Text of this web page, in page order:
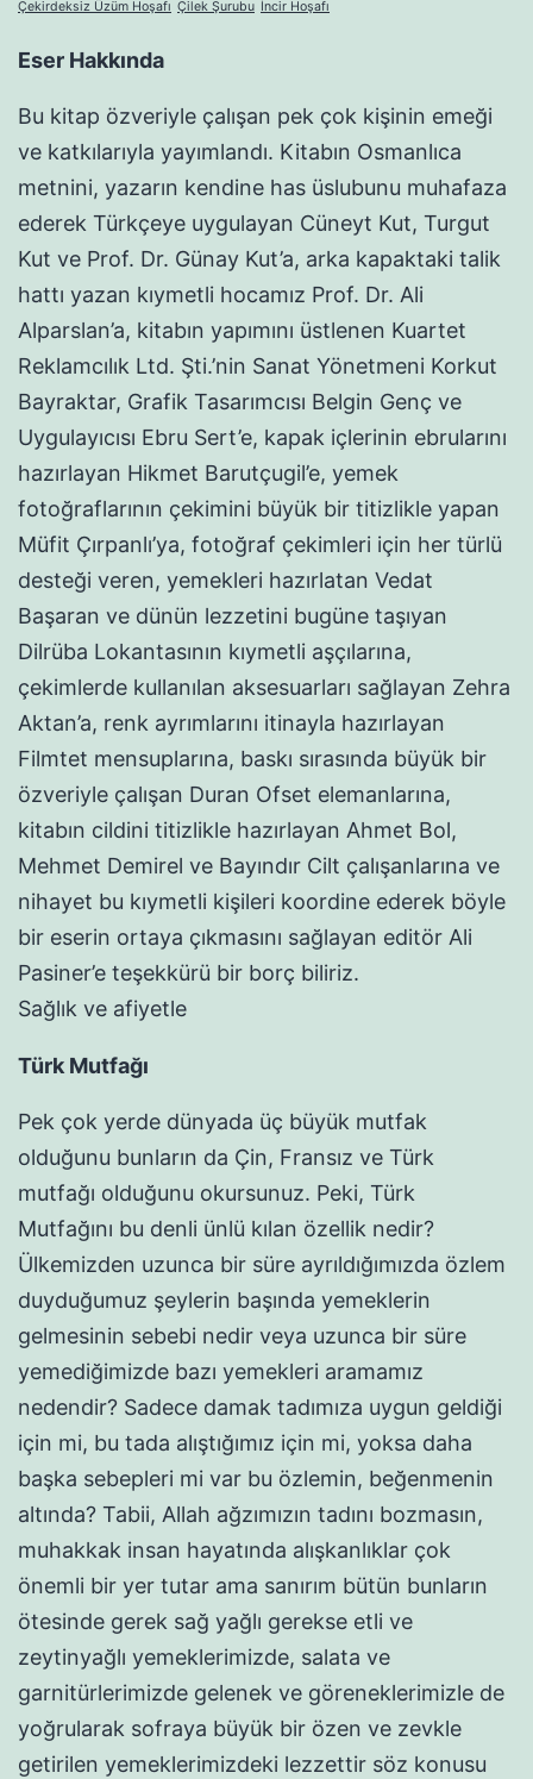
Çekirdeksiz Üzüm Hoşafı Çilek Şurubu İncir Hoşafı
Eser Hakkında
Bu kitap özveriyle çalışan pek çok kişinin emeği
ve katkılarıyla yayımlandı. Kitabın Osmanlıca
metnini, yazarın kendine has üslubunu muhafaza
ederek Türkçeye uygulayan Cüneyt Kut, Turgut
Kut ve Prof. Dr. Günay Kut’a, arka kapaktaki talik
hattı yazan kıymetli hocamız Prof. Dr. Ali
Alparslan’a, kitabın yapımını üstlenen Kuartet
Reklamcılık Ltd. Şti.’nin Sanat Yönetmeni Korkut
Bayraktar, Grafik Tasarımcısı Belgin Genç ve
Uygulayıcısı Ebru Sert’e, kapak içlerinin ebrularını
hazırlayan Hikmet Barutçugil’e, yemek
fotoğraflarının çekimini büyük bir titizlikle yapan
Müfit Çırpanlı’ya, fotoğraf çekimleri için her türlü
desteği veren, yemekleri hazırlatan Vedat
Başaran ve dünün lezzetini bugüne taşıyan
Dilrüba Lokantasının kıymetli aşçılarına,
çekimlerde kullanılan aksesuarları sağlayan Zehra
Aktan’a, renk ayrımlarını itinayla hazırlayan
Filmtet mensuplarına, baskı sırasında büyük bir
özveriyle çalışan Duran Ofset elemanlarına,
kitabın cildini titizlikle hazırlayan Ahmet Bol,
Mehmet Demirel ve Bayındır Cilt çalışanlarına ve
nihayet bu kıymetli kişileri koordine ederek böyle
bir eserin ortaya çıkmasını sağlayan editör Ali
Pasiner’e teşekkürü bir borç biliriz.
Sağlık ve afiyetle
Türk Mutfağı
Pek çok yerde dünyada üç büyük mutfak
olduğunu bunların da Çin, Fransız ve Türk
mutfağı olduğunu okursunuz. Peki, Türk
Mutfağını bu denli ünlü kılan özellik nedir?
Ülkemizden uzunca bir süre ayrıldığımızda özlem
duyduğumuz şeylerin başında yemeklerin
gelmesinin sebebi nedir veya uzunca bir süre
yemediğimizde bazı yemekleri aramamız
nedendir? Sadece damak tadımıza uygun geldiği
için mi, bu tada alıştığımız için mi, yoksa daha
başka sebepleri mi var bu özlemin, beğenmenin
altında? Tabii, Allah ağzımızın tadını bozmasın,
muhakkak insan hayatında alışkanlıklar çok
önemli bir yer tutar ama sanırım bütün bunların
ötesinde gerek sağ yağlı gerekse etli ve
zeytinyağlı yemeklerimizde, salata ve
garnitürlerimizde gelenek ve göreneklerimizle de
yoğrularak sofraya büyük bir özen ve zevkle
getirilen yemeklerimizdeki lezzettir söz konusu